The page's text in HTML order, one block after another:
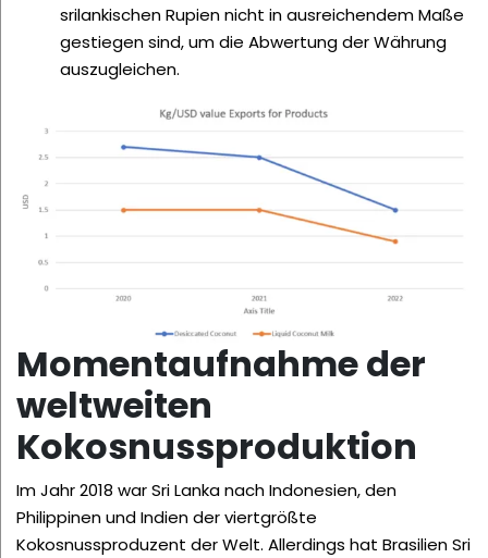
srilankischen Rupien nicht in ausreichendem Maße
gestiegen sind, um die Abwertung der Währung
auszugleichen.
Momentaufnahme der
weltweiten
Kokosnussproduktion
Im Jahr 2018 war Sri Lanka nach Indonesien, den
Philippinen und Indien der viertgrößte
Kokosnussproduzent der Welt. Allerdings hat Brasilien Sri